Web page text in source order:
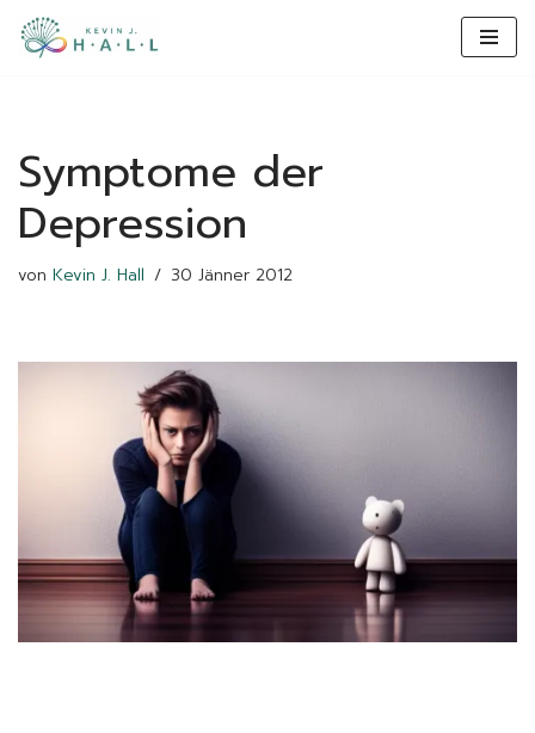
content
Zum
Symptome der
Depression
von Kevin J. Hall 30 Jänner 2012